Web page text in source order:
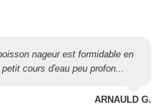
nageur est formidable en
cours d'eau peu profon...
ARNAULD G.